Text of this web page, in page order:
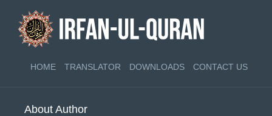
HOME TRANSLATOR DOWNLOADS CONTACT US
About Author